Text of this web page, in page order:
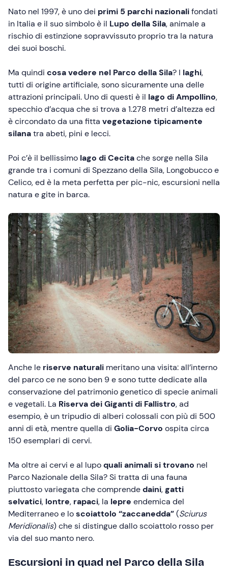
Nato nel 1997, è uno dei primi 5 parchi nazionalifondati
in Italia e il suo simbolo è il Lupo della Sila, animale a
rischio di estinzione sopravvissuto proprio tra la natura
dei suoi boschi.
Ma quindi cosa vedere nel Parco della Sila? I laghi,
tutti di origine artificiale, sono sicuramente una delle
attrazioni principali. Uno di questi è il lago di Ampollino,
specchio d’acqua che si trova a 1.278 metri d’altezza ed
è circondato da una fitta vegetazione tipicamente
silanatra abeti, pini e lecci.
Poi c’è il bellissimo lago di Cecitache sorge nella Sila
grande tra i comuni di Spezzano della Sila, Longobucco e
Celico, ed è la meta perfetta per pic-nic, escursioni nella
natura e gite in barca.
Anche le riserve naturali meritano una visita: all’interno
del parco ce ne sono ben 9 e sono tutte dedicate alla
conservazione del patrimonio genetico di specie animali
e vegetali. La Riserva dei Giganti di Fallistro, ad
esempio, è un tripudio di alberi colossali con più di 500
anni di età, mentre quella di Golia-Corvo ospita circa
150 esemplari di cervi.
Ma oltre ai cervi e al lupoquali animali si trovano nel
Parco Nazionale della Sila? Si tratta di una fauna
piuttosto variegata che comprendedaini,gatti
selvatici, lontre, rapaci, la lepre endemica del
Mediterraneo e loscoiattolo “zaccanedda”(Sciurus
Meridionalis) che si distingue dallo scoiattolo rosso per
via del suo manto nero.
Escursioni in quad nel Parco della Sila